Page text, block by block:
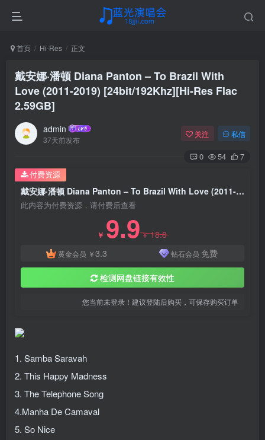
首页 Hi-Res 正文
戴安娜·潘顿 Diana Panton – To Brazil With
Love (2011-2019) [24bit/192Khz][Hi-Res Flac
2.59GB]
admin
37天前发布
关注 私信
0 54 7
戴安娜·潘顿 Diana Panton – To Brazil With Love (2011-2019) [24bit/192Khz][Hi-Res Flac 2.59GB]
此内容为付费资源，请付费后查看
￥ 9.9￥18.8
黄金会员 ￥3.3 钻石会员 免费
检测网盘链接有效性
您当前未登录！建议登陆后购买，可保存购买订单
付费资源
1. Samba Saravah
2. This Happy Madness
3. The Telephone Song
4.Manha De Camaval
5. So Nice